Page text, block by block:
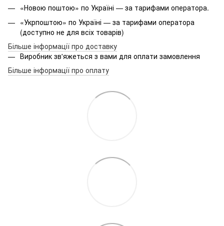
«Новою поштою» по Україні — за тарифами оператора.
«Укрпоштою» по Україні — за тарифами оператора
(доступно не для всіх товарів)
Більше інформації про доставку
Виробник зв'яжеться з вами для оплати замовлення
Більше інформації про оплату